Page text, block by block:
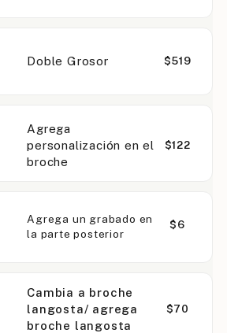
Doble Grosor $519
Agrega
personalización en el
broche
$122
Agrega un grabado en
la parte posterior
$6
Cambia a broche
langosta/ agrega
broche langosta
$70